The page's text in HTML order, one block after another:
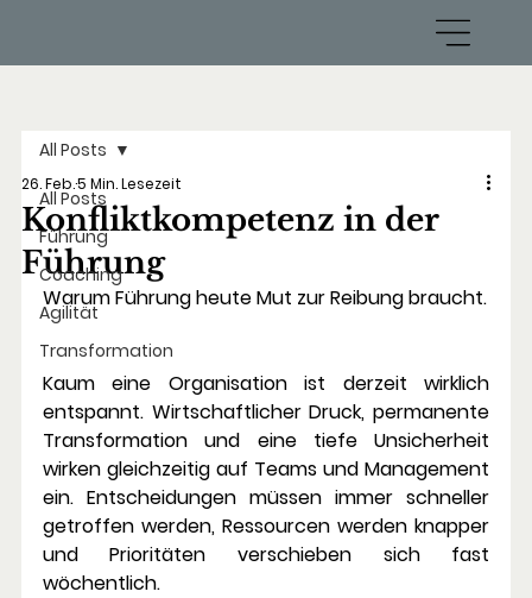
All Posts
Führung
Coaching
Agilität
Transformation
All Posts
Konfliktkompetenz in der
Führung
26. Feb.5 Min. Lesezeit
Warum Führung heute Mut zur Reibung braucht.
Kaum eine Organisation ist derzeit wirklich
entspannt. Wirtschaftlicher Druck, permanente
Transformation und eine tiefe Unsicherheit
wirken gleichzeitig auf Teams und Management
ein. Entscheidungen müssen immer schneller
getroffen werden, Ressourcen werden knapper
und Prioritäten verschieben sich fast
wöchentlich.